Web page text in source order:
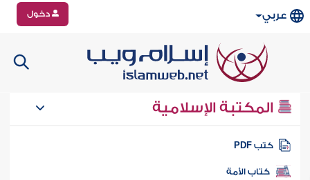
عربي دخول
المكتبة الإسلامية
كتب PDF